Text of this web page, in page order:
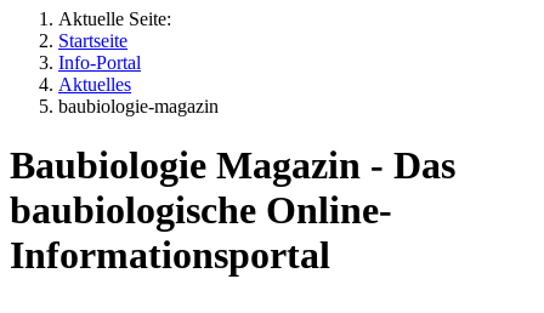
Aktuelle Seite:
Startseite
Info-Portal
Aktuelles
baubiologie-magazin
Baubiologie Magazin - Das
baubiologische Online-
Informationsportal